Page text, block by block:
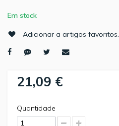
Em stock
Adicionar a artigos favoritos.
21,09 €
Quantidade